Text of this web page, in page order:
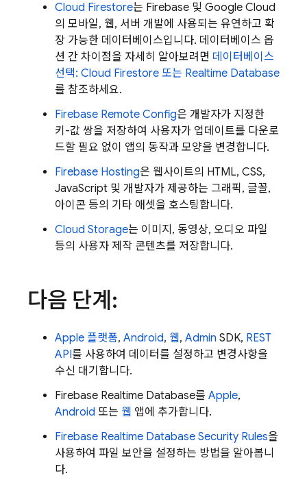
Cloud Firestore는 Firebase 및 Google Cloud
의 모바일, 웹, 서버 개발에 사용되는 유연하고 확
장 가능한 데이터베이스입니다. 데이터베이스 옵
션 간 차이점을 자세히 알아보려면 데이터베이스
선택: Cloud Firestore 또는 Realtime Database
를 참조하세요.
Firebase Remote Config은 개발자가 지정한
키-값 쌍을 저장하여 사용자가 업데이트를 다운로
드할 필요 없이 앱의 동작과 모양을 변경합니다.
Firebase Hosting은 웹사이트의 HTML, CSS,
JavaScript 및 개발자가 제공하는 그래픽, 글꼴,
아이콘 등의 기타 애셋을 호스팅합니다.
Cloud Storage는 이미지, 동영상, 오디오 파일
등의 사용자 제작 콘텐츠를 저장합니다.
다음 단계:
Apple 플랫폼, Android, 웹, Admin SDK, REST
API를 사용하여 데이터를 설정하고 변경사항을
수신 대기합니다.
Firebase Realtime Database를 Apple,
Android 또는 웹 앱에 추가합니다.
Firebase Realtime Database Security Rules을
사용하여 파일 보안을 설정하는 방법을 알아봅니
다.